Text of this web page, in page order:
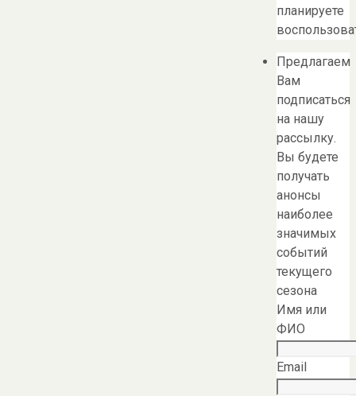
планируете
Предлагаем
Вам
подписаться
на нашу
рассылку.
Вы будете
получать
анонсы
наиболее
значимых
событий
текущего
сезона
Имя или
ФИО
Email